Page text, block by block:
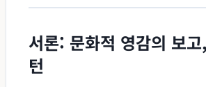
서론: 문화적 영감의 보
턴